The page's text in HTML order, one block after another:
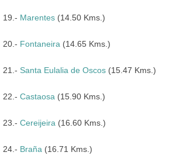
19.- Marentes (14.50 Kms.)
20.- Fontaneira (14.65 Kms.)
21.- Santa Eulalia de Oscos (15.47 Kms.)
22.- Castaosa (15.90 Kms.)
23.- Cereijeira (16.60 Kms.)
24.- Braña (16.71 Kms.)